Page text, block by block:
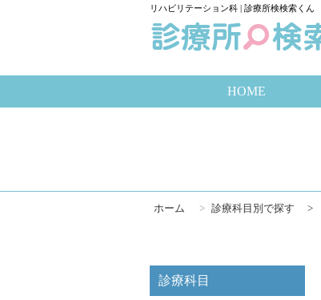
リハビリテーション科 | 診療所検検索くん
HOME
ホーム > 診療科目別で探す >
診療科目